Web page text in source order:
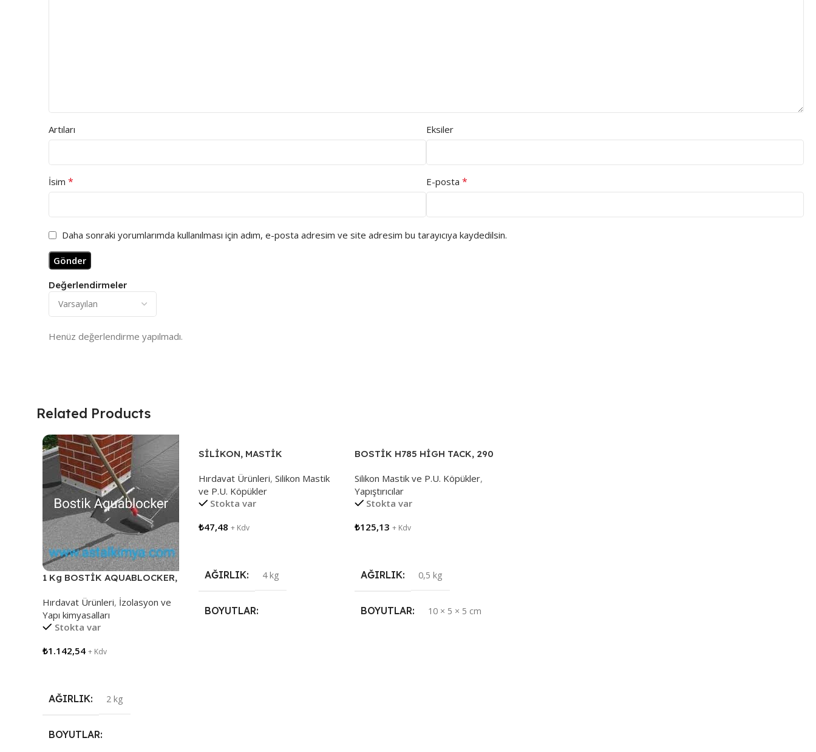
Değerlendirmeler
Henüz değerlendirme yapılmadı.
Artıları Eksiler
İsim * E-posta *
Daha sonraki yorumlarımda kullanılması için adım, e-posta adresim ve site adresim bu tarayıcıya kaydedilsin.
Related Products
1 Kg BOSTİK AQUABLOCKER,
KESİN ÇÖZÜM
Hırdavat Ürünleri, İzolasyon ve
Yapı kimyasalları
Stokta var
₺1.142,54 + Kdv
AĞIRLIK 2 kg
BOYUTLAR
SİLİKON, MASTİK
Hırdavat Ürünleri, Silikon Mastik
ve P.U. Köpükler
Stokta var
₺47,48 + Kdv
AĞIRLIK 4 kg
BOYUTLAR
BOSTİK H785 HİGH TACK, 290
YAPIŞTIRICI
Silikon Mastik ve P.U. Köpükler,
Yapıştırıcılar
Stokta var
₺125,13 + Kdv
AĞIRLIK 0,5 kg
BOYUTLAR 10 × 5 × 5 cm